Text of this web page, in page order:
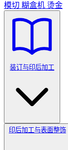
模切 糊盒机 烫金
装订与印后加工
印后加工与表面整饰